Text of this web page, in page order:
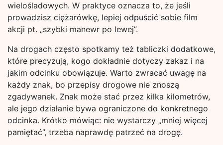
wielośladowych. W praktyce oznacza to, że jeśli
prowadzisz ciężarówkę, lepiej odpuścić sobie film
akcji pt. „szybki manewr po lewej”.
Na drogach często spotkamy też tabliczki dodatkowe,
które precyzują, kogo dokładnie dotyczy zakaz i na
jakim odcinku obowiązuje. Warto zwracać uwagę na
każdy znak, bo przepisy drogowe nie znoszą
zgadywanek. Znak może stać przez kilka kilometrów,
ale jego działanie bywa ograniczone do konkretnego
odcinka. Krótko mówiąc: nie wystarczy „mniej więcej
pamiętać”, trzeba naprawdę patrzeć na drogę.